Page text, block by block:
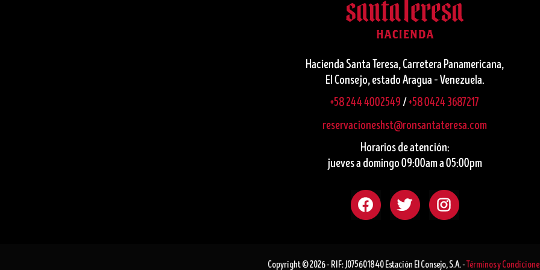
Hacienda Santa Teresa, Carretera Panamericana,
El Consejo, estado Aragua – Venezuela.
+58 244 4002549/+58 0424 3687217
reservacioneshst@ronsantateresa.com
Horarios de atención:
jueves a domingo 09:00am a 05:00pm
Copyright © 2026 - RIF: J075601840 Estación El Consejo, S.A. -Términos y